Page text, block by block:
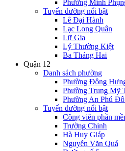
Phường Minh
Tuyến đường nổi bật
Lê Đại Hành
Lạc Long Quân
Lữ Gia
Lý Thường Kiệt
Ba Tháng Hai
Quận 12
Danh sách phường
Phường Đông
Phường Trung Mỹ
Phường An Phú
Tuyến đường nổi bật
Công viên phần
Trường Chinh
Hà Huy Giáp
Nguyễn Văn Quá